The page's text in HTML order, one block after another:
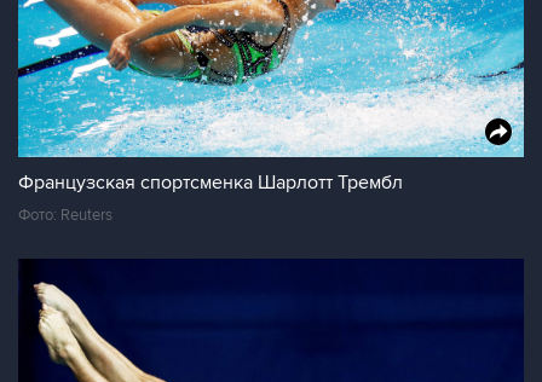
Французская спортсменка Шарлотт Трембл
Фото: Reuters